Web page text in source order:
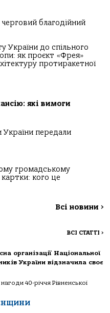
благодійний
України до спільного
як проєкт «Фрея»
протиракетної
які вимоги
передали
громадському
кого це
Всі новини >
ВСІ СТАТТІ >
організації Національної
України відзначила своє
40-річчя Рівненської